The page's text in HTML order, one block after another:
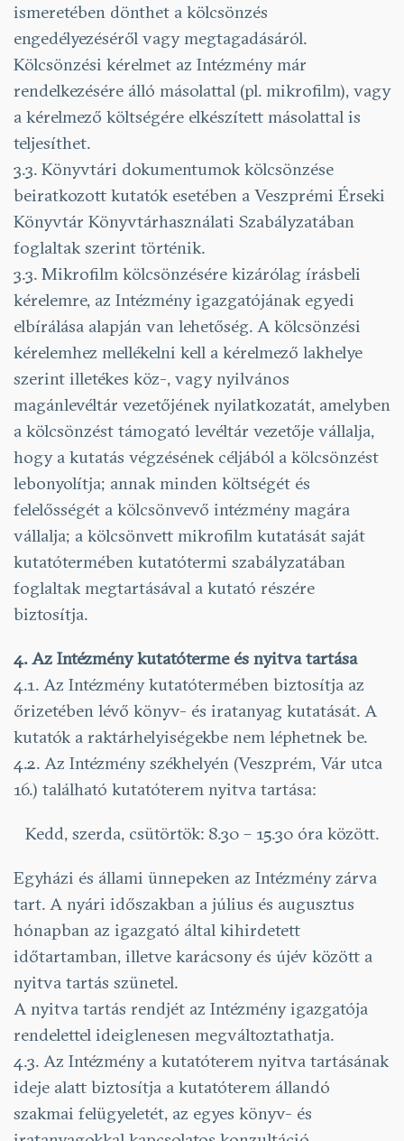
ismeretében dönthet a kölcsönzés
engedélyezéséről vagy megtagadásáról.
Kölcsönzési kérelmet az Intézmény már
rendelkezésére álló másolattal (pl. mikrofilm), vagy
a kérelmező költségére elkészített másolattal is
teljesíthet.
3.3. Könyvtári dokumentumok kölcsönzése
beiratkozott kutatók esetében a Veszprémi Érseki
Könyvtár Könyvtárhasználati Szabályzatában
foglaltak szerint történik.
3.3. Mikrofilm kölcsönzésére kizárólag írásbeli
kérelemre, az Intézmény igazgatójának egyedi
elbírálása alapján van lehetőség. A kölcsönzési
kérelemhez mellékelni kell a kérelmező lakhelye
szerint illetékes köz-, vagy nyilvános
magánlevéltár vezetőjének nyilatkozatát, amelyben
a kölcsönzést támogató levéltár vezetője vállalja,
hogy a kutatás végzésének céljából a kölcsönzést
lebonyolítja; annak minden költségét és
felelősségét a kölcsönvevő intézmény magára
vállalja; a kölcsönvett mikrofilm kutatását saját
kutatótermében kutatótermi szabályzatában
foglaltak megtartásával a kutató részére
biztosítja.
4. Az Intézmény kutatóterme és nyitva tartása
4.1. Az Intézmény kutatótermében biztosítja az
őrizetében lévő könyv- és iratanyag kutatását. A
kutatók a raktárhelyiségekbe nem léphetnek be.
4.2. Az Intézmény székhelyén (Veszprém, Vár utca
16.) található kutatóterem nyitva tartása:
Kedd, szerda, csütörtök: 8.30 – 15.30 óra között.
Egyházi és állami ünnepeken az Intézmény zárva
tart. A nyári időszakban a július és augusztus
hónapban az igazgató által kihirdetett
időtartamban, illetve karácsony és újév között a
nyitva tartás szünetel.
A nyitva tartás rendjét az Intézmény igazgatója
rendelettel ideiglenesen megváltoztathatja.
4.3. Az Intézmény a kutatóterem nyitva tartásának
ideje alatt biztosítja a kutatóterem állandó
szakmai felügyeletét, az egyes könyv- és